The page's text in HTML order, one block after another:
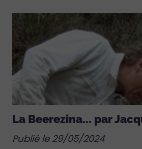
La Beerezina... par
Publié le 29/05/2024